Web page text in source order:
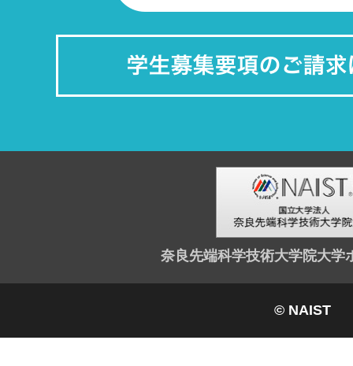
奈良先端科学技術大学院大学
© NAIST